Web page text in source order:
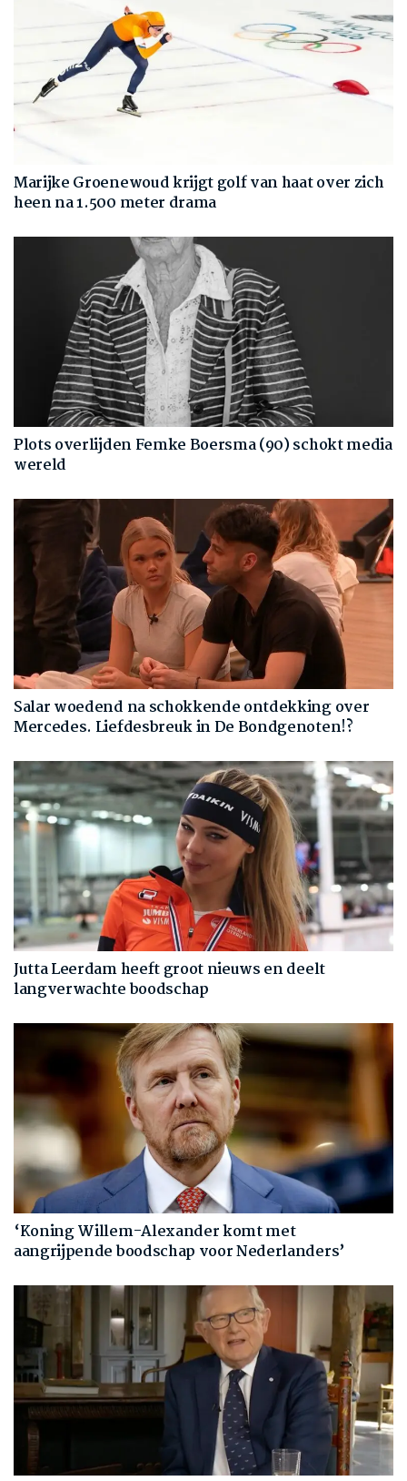
Marijke Groenewoud krijgt golf van haat over zich
heen na 1.500 meter drama
Plots overlijden Femke Boersma (90) schokt media
wereld
Salar woedend na schokkende ontdekking over
Mercedes. Liefdesbreuk in De Bondgenoten!?
Jutta Leerdam heeft groot nieuws en deelt
langverwachte boodschap
‘Koning Willem-Alexander komt met
aangrijpende boodschap voor Nederlanders’